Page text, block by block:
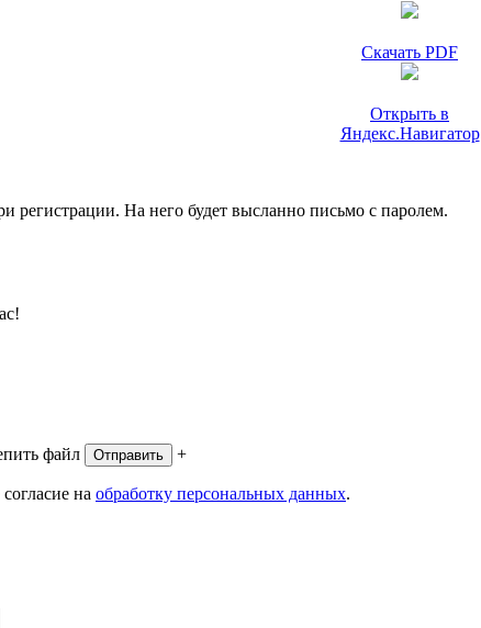
Скачать PDF
Открыть в
Яндекс.Навигатор
регистрации. На него будет высланно письмо с паролем.
файл
Отправить +
на обработку персональных данных.